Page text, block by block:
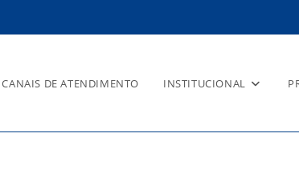
CANAIS DE ATENDIMENTO INSTITUCIONAL